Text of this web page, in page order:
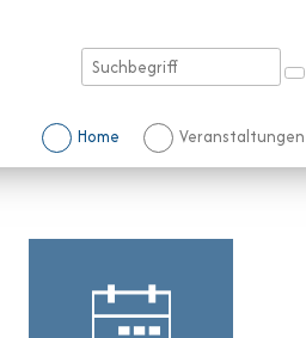
Suchbegriff
Schnellnavigation
Home Veranstaltungen